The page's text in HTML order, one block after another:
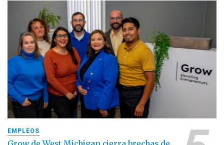
EMPLEOS